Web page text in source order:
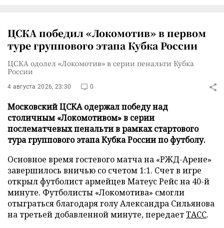
ЦСКА победил «Локомотив» в первом
туре группового этапа Кубка России
ЦСКА одолел «Локомотив» в серии пенальти Кубка
России
4 августа 2026, 23:30 0
Московский ЦСКА одержал победу над
столичным «Локомотивом» в серии
послематчевых пенальти в рамках стартового
тура группового этапа Кубка России по футболу.
Основное время гостевого матча на «РЖД-Арене»
завершилось вничью со счетом 1:1. Счет в игре
открыл футболист армейцев Матеус Рейс на 40-й
минуте. Футболисты «Локомотива» смогли
отыграться благодаря голу Александра Сильянова
на третьей добавленной минуте, передаетТАСС.